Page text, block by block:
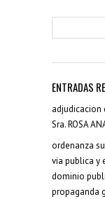
ENTRADAS
adjudicacion
Sra. ROSA
ordenanza
via publica y
dominio
propaganda